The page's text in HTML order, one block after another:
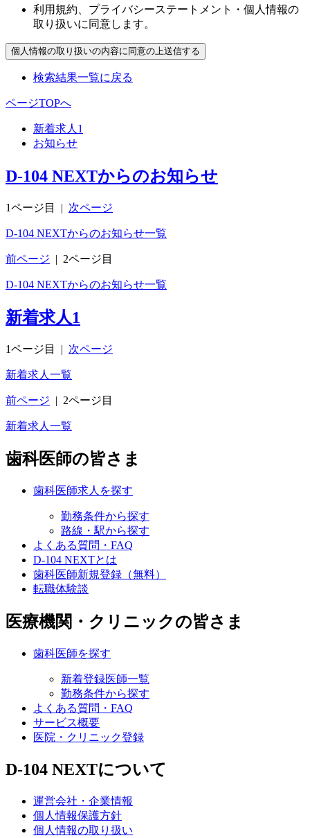
利用規約、プライバシーステートメント・個人情報の
取り扱いに同意します。
検索結果一覧に戻る
ページTOPへ
新着求人 1
お知らせ
D-104 NEXTからのお知らせ
1ページ目 | 次ページ
D-104 NEXTからのお知らせ一覧
前ページ | 2ページ目
D-104 NEXTからのお知らせ一覧
新着求人1
1ページ目 | 次ページ
新着求人一覧
前ページ | 2ページ目
新着求人一覧
歯科医師の皆さま
歯科医師求人を探す
勤務条件から探す
路線・駅から探す
よくある質問・FAQ
D-104 NEXTとは
歯科医師新規登録（無料）
転職体験談
医療機関・クリニックの皆さま
歯科医師を探す
新着登録医師一覧
勤務条件から探す
よくある質問・FAQ
サービス概要
医院・クリニック登録
D-104 NEXTについて
運営会社・企業情報
個人情報保護方針
個人情報の取り扱い